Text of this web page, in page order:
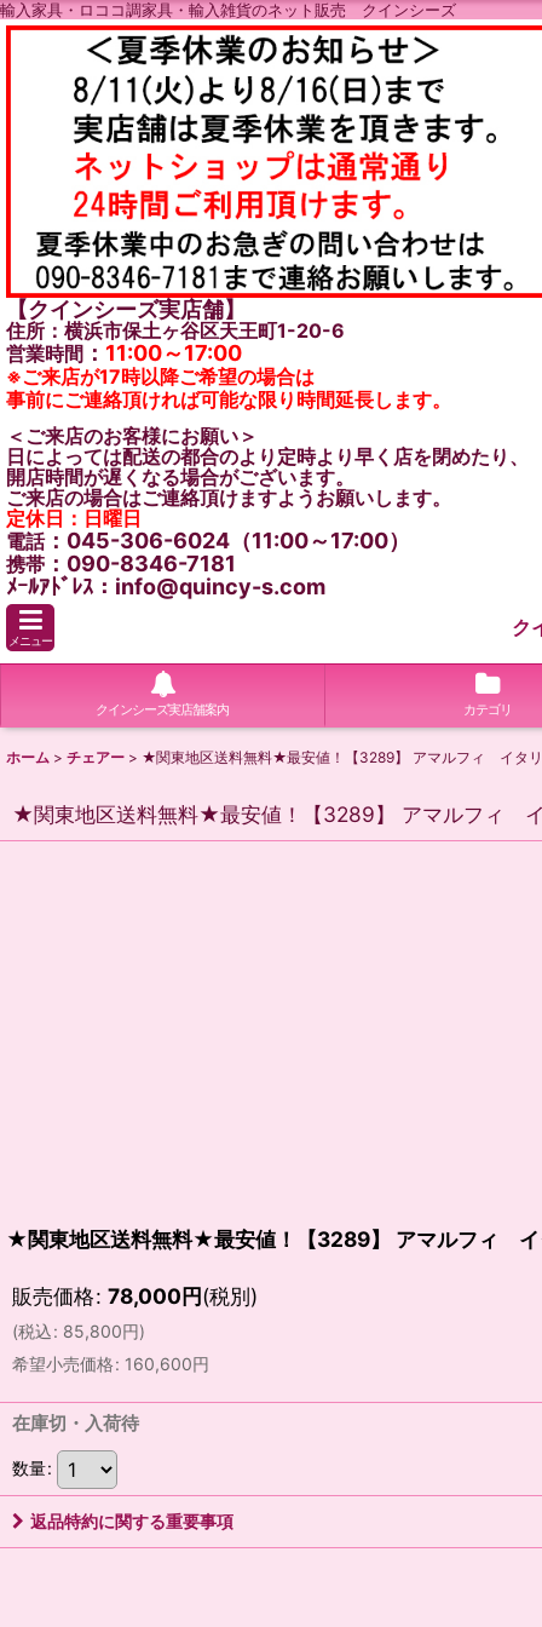
輸入家具・ロココ調家具・輸入雑貨のネット販売 クインシーズ
【クインシーズ実店舗】
住所：横浜市保土ヶ谷区天王町1-20-6
営業時間 ： 11:00～17:00
※ご来店が17時以降ご希望の場合は
事前にご連絡頂ければ可能な限り時間延長します。
＜ご来店のお客様にお願い＞
日によっては配送の都合のより定時より早く店を閉めたり、
開店時間が遅くなる場合がございます。
ご来店の場合はご連絡頂けますようお願いします。
定休日：日曜日
電話：045-306-6024（11:00～17:00）
携帯 ：090-8346-7181
ﾒｰﾙｱﾄﾞﾚｽ：info@quincy-s.com
メニュー
ク
クインシーズ実店舗案内 カテゴリ
ホーム > チェアー > ★関東地区送料無料★最安値！【3289】 アマルフィ イ
★関東地区送料無料★最安値！【3289】 アマルフ
★関東地区送料無料★最安値！【3289】 アマルフィ
販売価格: 78,000円(税別)
(税込: 85,800円)
希望小売価格: 160,600円
在庫切・入荷待
数量:
返品特約に関する重要事項